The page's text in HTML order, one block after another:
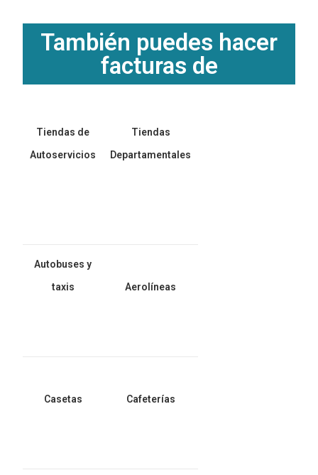
También puedes hacer
facturas de
Tiendas de
Autoservicios
Tiendas
Departamentales
Autobuses y
taxis
Aerolíneas
Casetas Cafeterías